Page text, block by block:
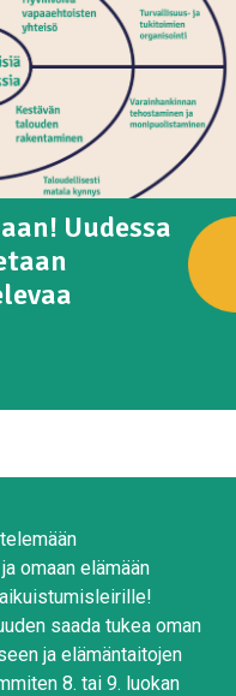
Uudessa
omaan elämään
saada tukea oman
ja elämäntaitojen
8. tai 9. luokan